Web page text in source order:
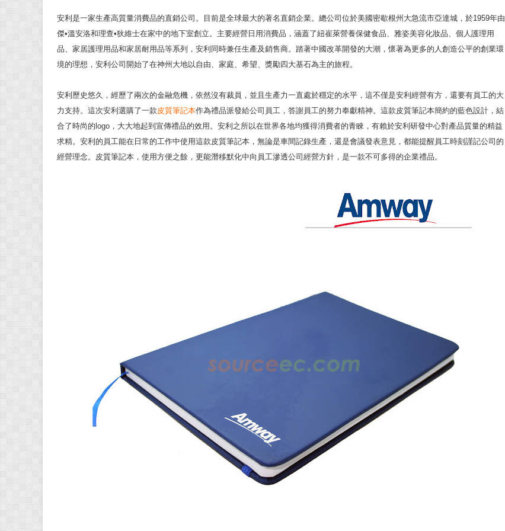
安利是一家生產高質量消費品的直銷公司。目前是全球最大的著名直銷企業。總公司位於美國密歇根州大急流市亞達城，於1959年由
傑•溫安洛和理查•狄維士在家中的地下室創立。主要經營日用消費品，涵蓋了紐崔萊營養保健食品、雅姿美容化妝品、個人護理用
品、家居護理用品和家居耐用品等系列，安利同時兼任生產及銷售商。踏著中國改革開發的大潮，懷著為更多的人創造公平的創業環
境的理想，安利公司開始了在神州大地以自由、家庭、希望、獎勵四大基石為主的旅程。
安利歷史悠久，經歷了兩次的金融危機，依然沒有裁員，並且生產力一直處於穩定的水平，這不僅是安利經營有方，還要有員工的大
力支持。這次安利選購了一款皮質筆記本作為禮品派發給公司員工，答謝員工的努力奉獻精神。這款皮質筆記本簡約的藍色設計，結
合了時尚的logo，大大地起到宣傳禮品的效用。安利之所以在世界各地均獲得消費者的青睞，有賴於安利研發中心對產品質量的精益
求精。安利的員工能在日常的工作中使用這款皮質筆記本，無論是車間記錄生產，還是會議發表意見，都能提醒員工時刻謹記公司的
經營理念。皮質筆記本，使用方便之餘，更能潛移默化中向員工滲透公司經營方針，是一款不可多得的企業禮品。